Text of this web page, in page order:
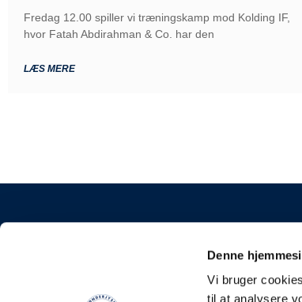
Denne
Vi bruger
til at analysere
Fredag 12.00 spiller vi træningskamp mod Kolding IF,
hvor Fatah Abdirahman & Co. har den
LÆS MERE